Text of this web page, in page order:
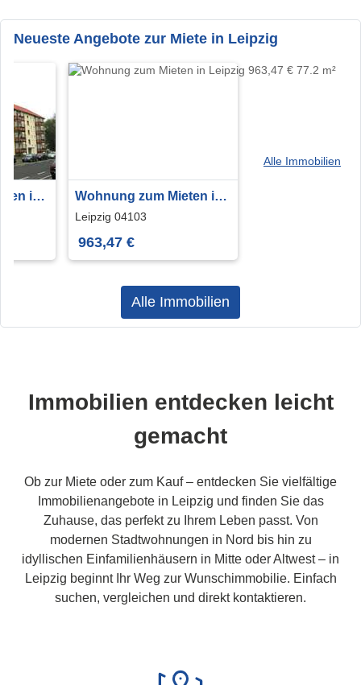
Neueste Angebote zur Miete in Leipzig
in
Wohnung zum Mieten in
Leipzig 963,47 € 77.2 m²
Leipzig 04103
963,47 €
Alle Immobilien
Alle Immobilien
Immobilien entdecken leicht
gemacht
Ob zur Miete oder zum Kauf – entdecken Sie vielfältige
Immobilienangebote in Leipzig und finden Sie das
Zuhause, das perfekt zu Ihrem Leben passt. Von
modernen Stadtwohnungen in Nord bis hin zu
idyllischen Einfamilienhäusern in Mitte oder Altwest – in
Leipzig beginnt Ihr Weg zur Wunschimmobilie. Einfach
suchen, vergleichen und direkt kontaktieren.